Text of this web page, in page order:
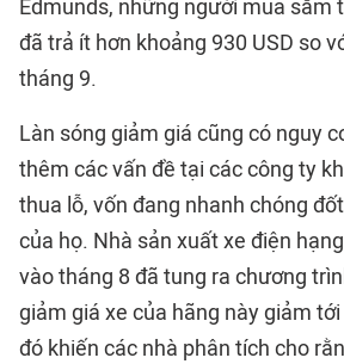
Edmunds, những người mua sắm
đã trả ít hơn khoảng 930 USD so
tháng 9.
Làn sóng giảm giá cũng có nguy
thêm các vấn đề tại các công ty
thua lỗ, vốn đang nhanh chóng
của họ. Nhà sản xuất xe điện
vào tháng 8 đã tung ra chương
giảm giá xe của hãng này giảm
đó khiến các nhà phân tích cho